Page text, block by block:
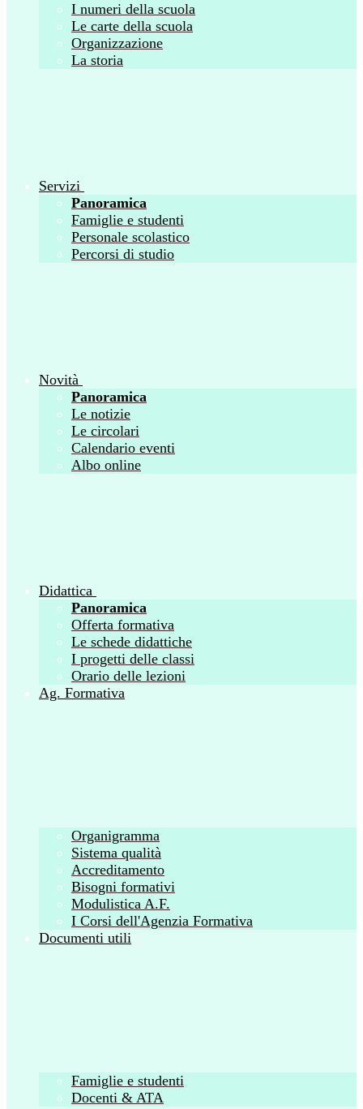
I numeri della scuola
Le carte della scuola
Organizzazione
La storia
Servizi
Panoramica
Famiglie e studenti
Personale scolastico
Percorsi di studio
Novità
Panoramica
Le notizie
Le circolari
Calendario eventi
Albo online
Didattica
Panoramica
Offerta formativa
Le schede didattiche
I progetti delle classi
Orario delle lezioni
Ag. Formativa
Organigramma
Sistema qualità
Accreditamento
Bisogni formativi
Modulistica A.F.
I Corsi dell'Agenzia Formativa
Documenti utili
Famiglie e studenti
Docenti & ATA